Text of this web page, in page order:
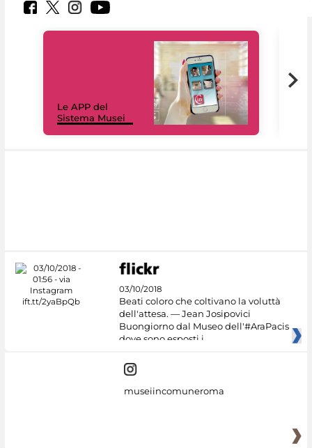
Le APP del
Sistema Musei
03/10/2018
Beati coloro che coltivano la voluttà
dell'attesa. — Jean Josipovici
Buongiorno dal Museo dell'#AraPacis
dove sono esposti i
museiincomuneroma